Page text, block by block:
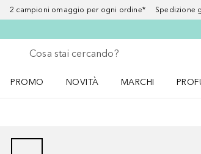
2 campioni omaggio per ogni ordine* Spedizione
Torna indietro
Esegui ricerca
PROMO
NOVITÀ
MARCHI